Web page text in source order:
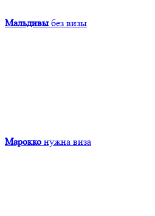
Мальдивы без визы
Марокко нужна виза